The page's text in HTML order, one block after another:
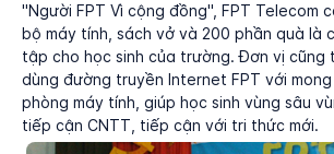
"Người FPT Vì cộng đồng", FPT Telecom
bộ máy tính, sách vở và 200 phần quà là
tập cho học sinh của trường. Đơn vị cũng
dùng đường truyền Internet FPT với
phòng máy tính, giúp học sinh vùng sâu
tiếp cận CNTT, tiếp cận với tri thức mới.